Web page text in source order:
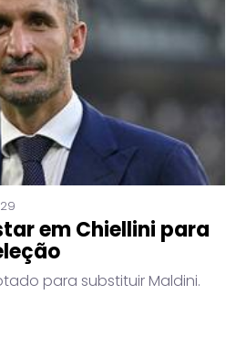
em Chiellini para
para substituir Maldini.